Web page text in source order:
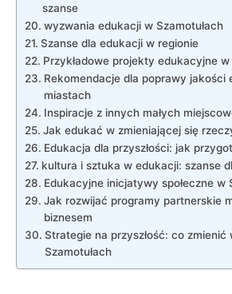
szanse
wyzwania edukacji w Szamotułach
Szanse dla edukacji w regionie
Przykładowe projekty edukacyjne w
Rekomendacje dla poprawy jakości
miastach
Inspiracje z innych małych
Jak edukać w zmieniającej się
Edukacja dla przyszłości: jak
kultura i sztuka w edukacji: szanse
Edukacyjne inicjatywy społeczne w
Jak rozwijać programy partnerskie
biznesem
Strategie na przyszłość: co zmienić
Szamotułach